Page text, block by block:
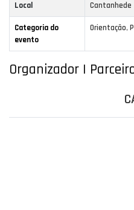
Local Cantanhede
Categoria do
evento
Orientação,
Organizador |